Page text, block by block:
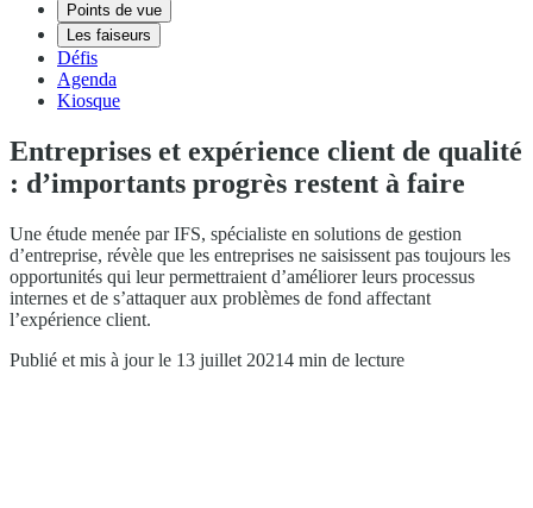
Points de vue
Les faiseurs
Défis
Agenda
Kiosque
Entreprises et expérience client de qualité
: d’importants progrès restent à faire
Une étude menée par IFS, spécialiste en solutions de gestion
d’entreprise, révèle que les entreprises ne saisissent pas toujours les
opportunités qui leur permettraient d’améliorer leurs processus
internes et de s’attaquer aux problèmes de fond affectant
l’expérience client.
Publié et mis à jour le 13 juillet 20214 min de lecture